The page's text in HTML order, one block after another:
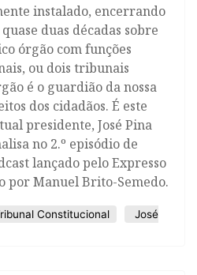
instalado, encerrando
duas décadas sobre
órgão com funções
ou dois tribunais
é o guardião da nossa
dos cidadãos. É este
presidente, José Pina
no 2.º episódio de
lançado pelo Expresso
por Manuel Brito-Semedo.
Constitucional
José